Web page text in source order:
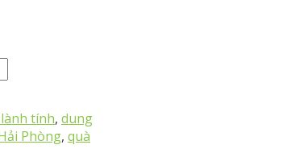
tính, dung
Phòng, quà